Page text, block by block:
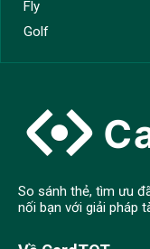
Fly
Golf
So sánh thẻ, tìm ưu
nối bạn với giải pháp